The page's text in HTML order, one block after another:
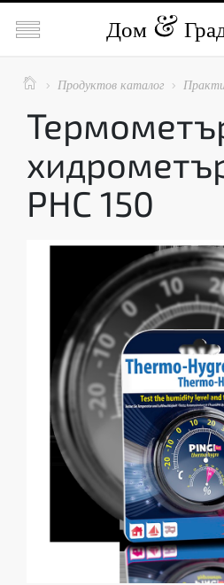
 Дом
  Продуктов каталог 
PHC 150